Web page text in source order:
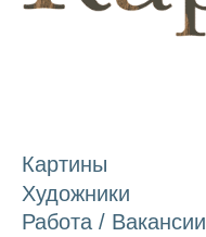
Картины
Художники
Работа / Вакансии